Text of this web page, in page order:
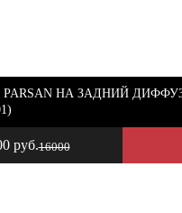
руб.16000
НА ЗАДНИЙ